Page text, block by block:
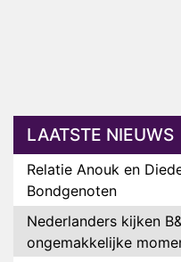
LAATSTE NIEUWS
Relatie Anouk en
Bondgenoten
Nederlanders kijken
ongemakkelijke